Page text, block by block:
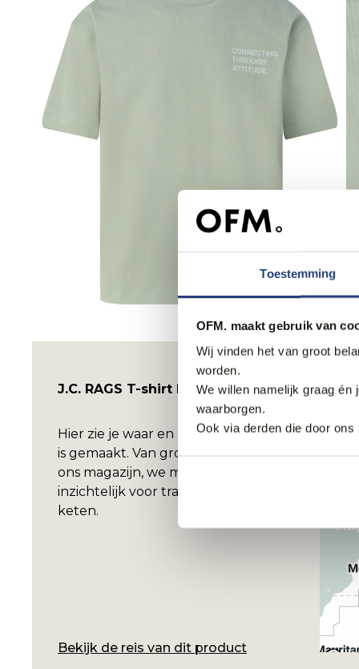
Toestemming
OFM. maakt gebruik van
Wij vinden het van groot
worden.
We willen namelijk graag
waarborgen.
Ook via derden die door
J.C. RAGS T-shirt Korte mouw
Hier zie je waar en hoe jouw kledingstuk
is gemaakt. Van grondstof tot levering in
ons magazijn, we maken de stappen
inzichtelijk voor transparantie binnen de
keten.
Bekijk de reis van dit product